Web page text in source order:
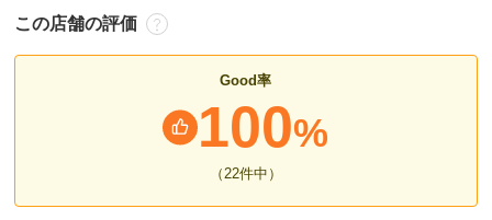
この店舗の評価
Good率
100%
（22件中 ）